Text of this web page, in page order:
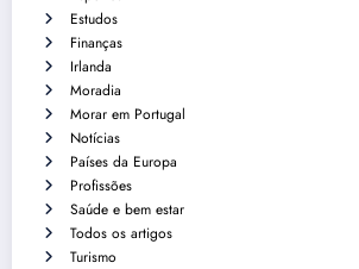
Estudos
Finanças
Irlanda
Moradia
Morar em Portugal
Notícias
Países da Europa
Profissões
Saúde e bem estar
Todos os artigos
Turismo